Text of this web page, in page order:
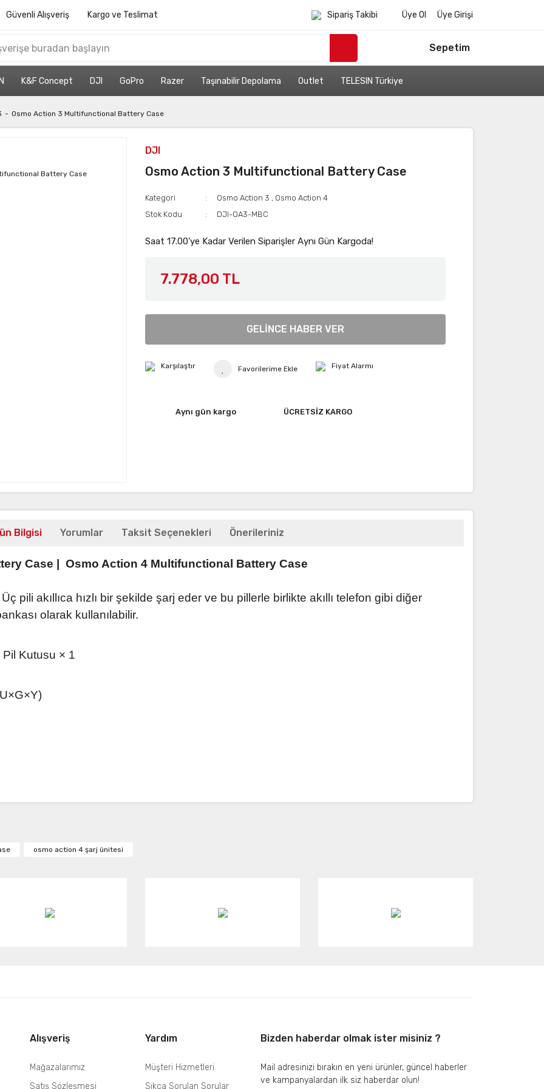
Güvenli Alışveriş Kargo ve Teslimat Sipariş Takibi Üye Ol Üye Girişi
Sepetim
K&F Concept DJI GoPro Razer Taşınabilir Depolama Outlet TELESIN Türkiye
Osmo Action 3 Multifunctional Battery Case
DJI
Osmo Action 3 Multifunctional Battery Case
Kategori Osmo Action 3 , Osmo Action 4
Stok Kodu
DJI-OA3-MBC
Saat 17.00'ye Kadar Verilen Siparişler Aynı Gün Kargoda!
7.778,00 TL
GELİNCE HABER VER
Karşılaştır Fiyat Alarmı
Aynı gün kargo ÜCRETSİZ KARGO
Bilgisi Yorumlar Taksit Seçenekleri Önerileriniz
Case | Osmo Action 4 Multifunctional Battery Case
pili akıllıca hızlı bir şekilde şarj eder ve bu pillerle birlikte akıllı telefon gibi diğer
olarak kullanılabilir.
Kutusu × 1
Yorum Yaz
osmo action 4 şarj ünitesi
Alışveriş
Mağazalarımız
Satış Sözleşmesi
Yardım
Müşteri Hizmetleri
Sıkça Sorulan Sorular
Bizden haberdar olmak ister misiniz ?
Mail adresinizi bırakın en yeni ürünler, güncel haberler
ve kampanyalardan ilk siz haberdar olun!